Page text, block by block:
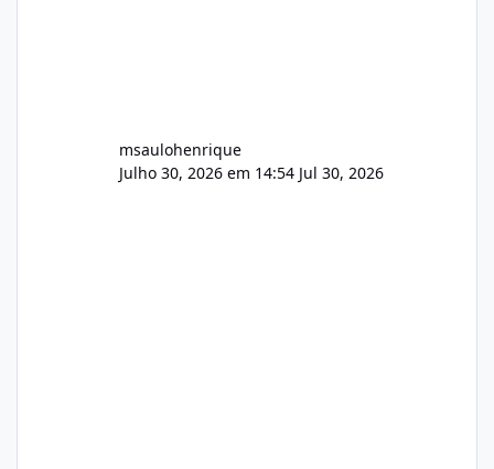
msaulohenrique
Julho 30, 2026 em 14:54 Jul 30, 2026